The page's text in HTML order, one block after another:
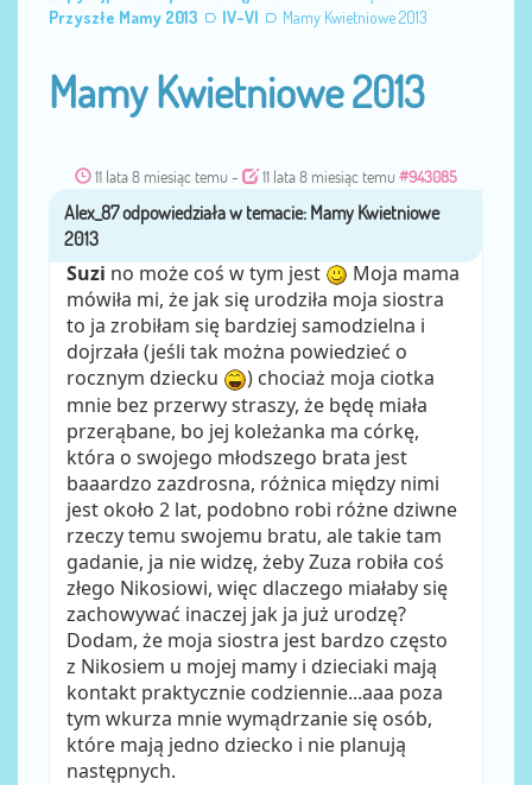
Przyszłe Mamy 2013
IV-VI Mamy Kwietniowe 2013
Mamy Kwietniowe 2013
11 lata 8 miesiąc temu - 11 lata 8 miesiąc temu #943085
przezAlex_87
Suzi no może coś w tym jest
Moja mama
mówiła mi, że jak się urodziła moja siostra
to ja zrobiłam się bardziej samodzielna i
dojrzała (jeśli tak można powiedzieć o
rocznym dziecku
) chociaż moja ciotka
mnie bez przerwy straszy, że będę miała
przerąbane, bo jej koleżanka ma córkę,
która o swojego młodszego brata jest
baaardzo zazdrosna, różnica między nimi
jest około 2 lat, podobno robi różne dziwne
rzeczy temu swojemu bratu, ale takie tam
gadanie, ja nie widzę, żeby Zuza robiła coś
złego Nikosiowi, więc dlaczego miałaby się
zachowywać inaczej jak ja już urodzę?
Dodam, że moja siostra jest bardzo często
z Nikosiem u mojej mamy i dzieciaki mają
kontakt praktycznie codziennie...aaa poza
tym wkurza mnie wymądrzanie się osób,
które mają jedno dziecko i nie planują
następnych.